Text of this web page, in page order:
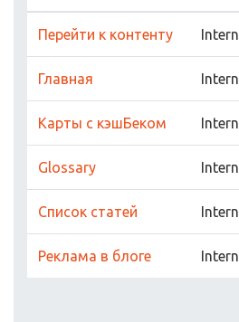
Перейти к контенту Intern
Главная Intern
Карты с кэшБеком Intern
Glossary Intern
Список статей Intern
Реклама в блоге Intern